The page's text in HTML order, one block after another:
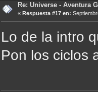
Re: Universe - Aventura
« Respuesta #17 en:
Lo de la intro
Pon los ciclos